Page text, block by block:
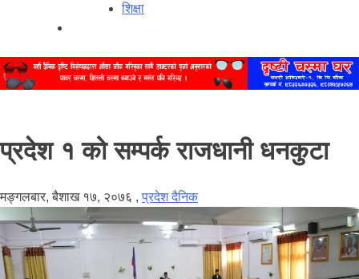
शिक्षा
प्रदेश १ को सम्पर्क राजधानी धनकुटा
मङ्गलबार, बैशाख १७, २०७६ ,प्रदेश दैनिक